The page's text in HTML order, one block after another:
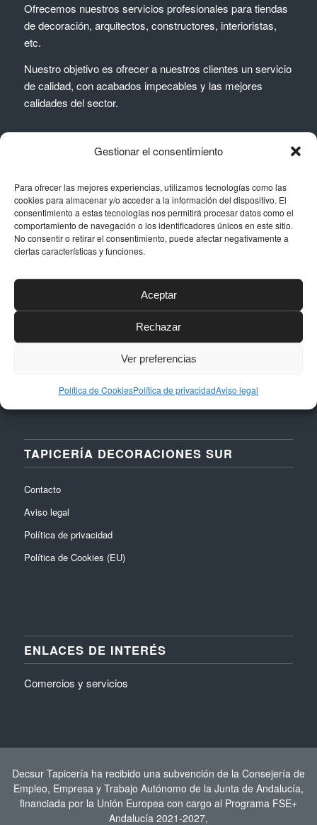
Gestionar el consentimiento
Para ofrecer las mejores experiencias, utilizamos tecnologías como las
cookies para almacenar y/o acceder a la información del dispositivo. El
consentimiento a estas tecnologías nos permitirá procesar datos como el
comportamiento de navegación o los identificadores únicos en este sitio.
No consentir o retirar el consentimiento, puede afectar negativamente a
ciertas características y funciones.
Aceptar
Rechazar
Ver preferencias
Política de CookiesPolítica de privacidadAviso legal
Ofrecemos nuestros servicios profesionales para tiendas
de decoración, arquitectos, constructores, interioristas,
etc.
Nuestro objetivo es ofrecer a nuestros clientes un servicio
de calidad, con acabados impecables y las mejores
calidades del sector.
DATOS DE CONTACTO
Dirección
Calle Níquel, 24, Polígono La Albarizas,
taller@dstapiceria.com
952 861 712 – 661 287 012
TAPICERÍA DECORACIONES SUR
Contacto
Aviso legal
Política de privacidad
Política de Cookies (EU)
ENLACES DE INTERÉS
Comercios y servicios
Decsur Tapicería ha recibido una subvención de la Consejería de
Empleo, Empresa y Trabajo Autónomo de la Junta de Andalucía,
financiada por la Unión Europea con cargo al Programa FSE+
Andalucía 2021-2027,